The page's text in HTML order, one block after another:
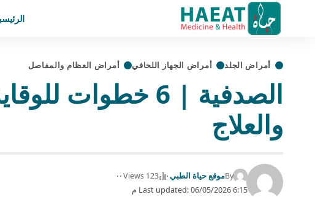
أمراض الجلد أمراض الجهاز اللحافي أمراض العظام والمفاصل
الصدفية | 6 خطوات
والعلاج
Last updated: 06/05/2026 6:15 م
Byموقع حياة الطبي 123 Views